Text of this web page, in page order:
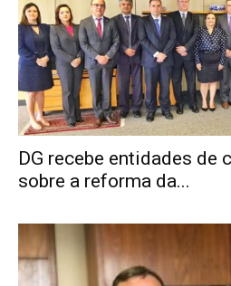
DG recebe entidades de
sobre a reforma da...